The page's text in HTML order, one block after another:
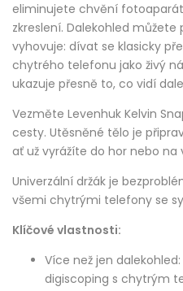
eliminujete chvění
zkreslení. Dalekohled
vyhovuje: dívat se klasicky
chytrého telefonu jako živý
ukazuje přesně to, co vidí
Vezměte Levenhuk Kelvin
cesty. Utěsněné tělo je
ať už vyrážíte do hor nebo na
Univerzální držák je
všemi chytrými telefony se
Klíčové vlastnosti:
Více než jen
digiscoping s chytrým